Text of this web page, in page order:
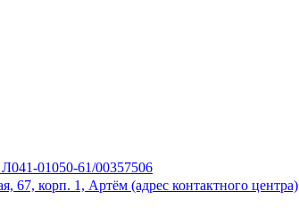
01050-61/00357506
67, корп. 1, Артём (адрес контактного центра)